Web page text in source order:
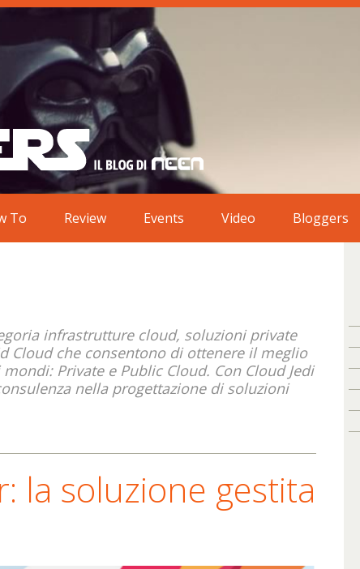
To Review Events Video Bloggers
infrastrutture cloud, soluzioni private
Cloud che consentono di ottenere il meglio
Private e Public Cloud. Con Cloud Jedi
nella progettazione di soluzioni
la soluzione gestita